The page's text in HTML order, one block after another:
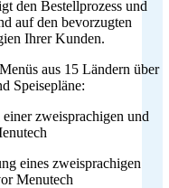
den Bestellprozess und
auf den bevorzugten
Ihrer Kunden.
aus 15 Ländern über
Speisepläne:
zweisprachigen und
eines zweisprachigen
Menutech